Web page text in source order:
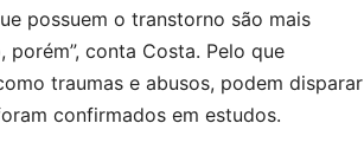
possuem o transtorno são mais
conta Costa. Pelo que
traumas e abusos, podem disparar
confirmados em estudos.